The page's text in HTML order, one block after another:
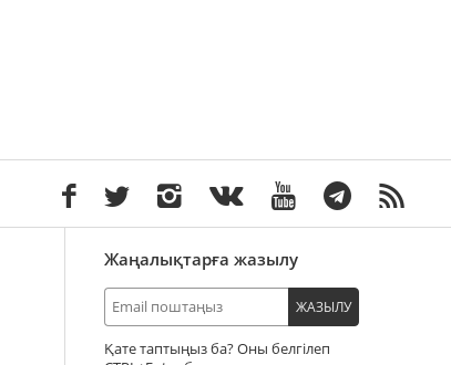
Жаңалықтарға жазылу
ЖАЗЫЛУ
Қате таптыңыз ба? Оны белгілеп